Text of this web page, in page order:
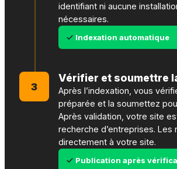
identifiant ni aucune
nécessaires.
Indexation automatique
3
Vérifier et soumettre
Après l’indexation, vous
préparée et la soumettez
Après validation, votre site
recherche d’entreprises. Les
directement à votre site.
Publication après